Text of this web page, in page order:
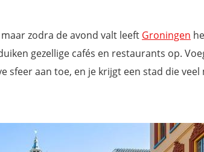
zodra de avond valt leeft Groningen
gezellige cafés en restaurants op.
aan toe, en je krijgt een stad die